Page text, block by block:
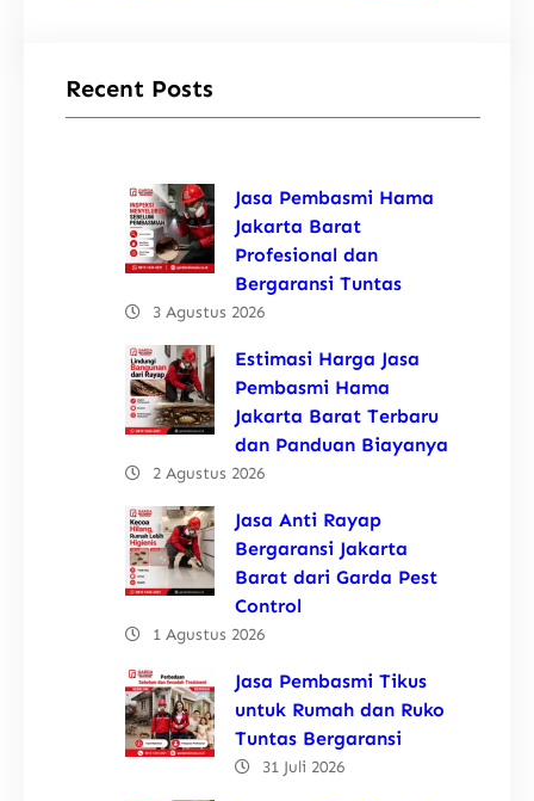
Recent Posts
Jasa Pembasmi Hama
Jakarta Barat
Profesional dan
Bergaransi Tuntas
3 Agustus 2026
Estimasi Harga Jasa
Pembasmi Hama
Jakarta Barat Terbaru
dan Panduan Biayanya
2 Agustus 2026
Jasa Anti Rayap
Bergaransi Jakarta
Barat dari Garda Pest
Control
1 Agustus 2026
Jasa Pembasmi Tikus
untuk Rumah dan Ruko
Tuntas Bergaransi
31 Juli 2026